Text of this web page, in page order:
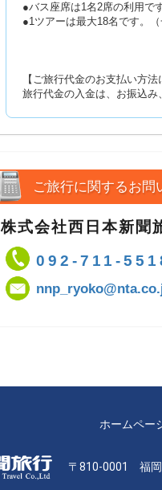
●バス座席は1名2席の利用で
●1ツアーは最大18名です。
【ご旅行代金のお支払い方法
旅行代金の入金は、お振込み
ご旅行に関するお問
株式会社西日本新聞
092-711-
ホームペー
〒810-0001 福岡